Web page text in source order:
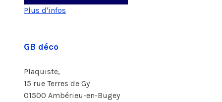
Plus d'infos
GB déco
Plaquiste,
15 rue Terres de Gy
01500 Ambérieu-en-Bugey